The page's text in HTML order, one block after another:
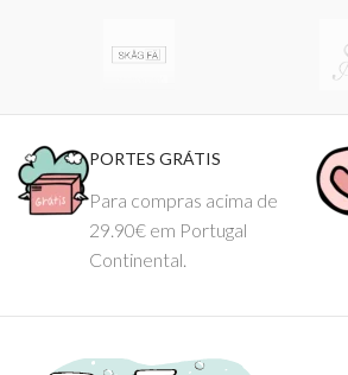
PORTES GRÁTIS
Para compras acima de
29.90€ em Portugal
Continental.